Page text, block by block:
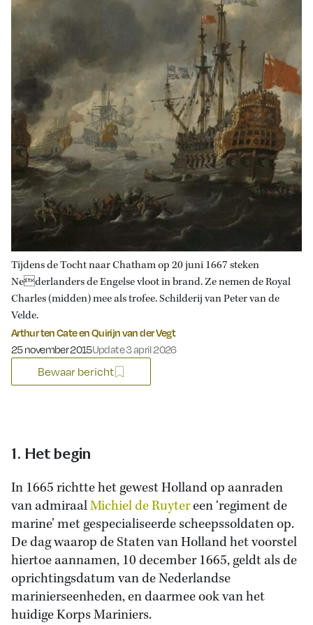
Tijdens de Tocht naar Chatham op 20 juni 1667 steken
Nederlanders de Engelse vloot in brand. Ze nemen de Royal
Charles (midden) mee als trofee. Schilderij van Peter van de
Velde.
Arthur ten Cate en Quirijn van der Vegt
Gepubliceerd op:
25 november 2015Update 3 april 2026
Bewaar bericht
1. Het begin
In 1665 richtte het gewest Holland op aanraden
van admiraalMichiel de Ruytereen ‘regiment de
marine’ met gespecialiseerde scheepssoldaten op.
De dag waarop de Staten van Holland het voorstel
hiertoe aannamen, 10 december 1665, geldt als de
oprichtingsdatum van de Nederlandse
marinierseenheden, en daarmee ook van het
huidige Korps Mariniers.